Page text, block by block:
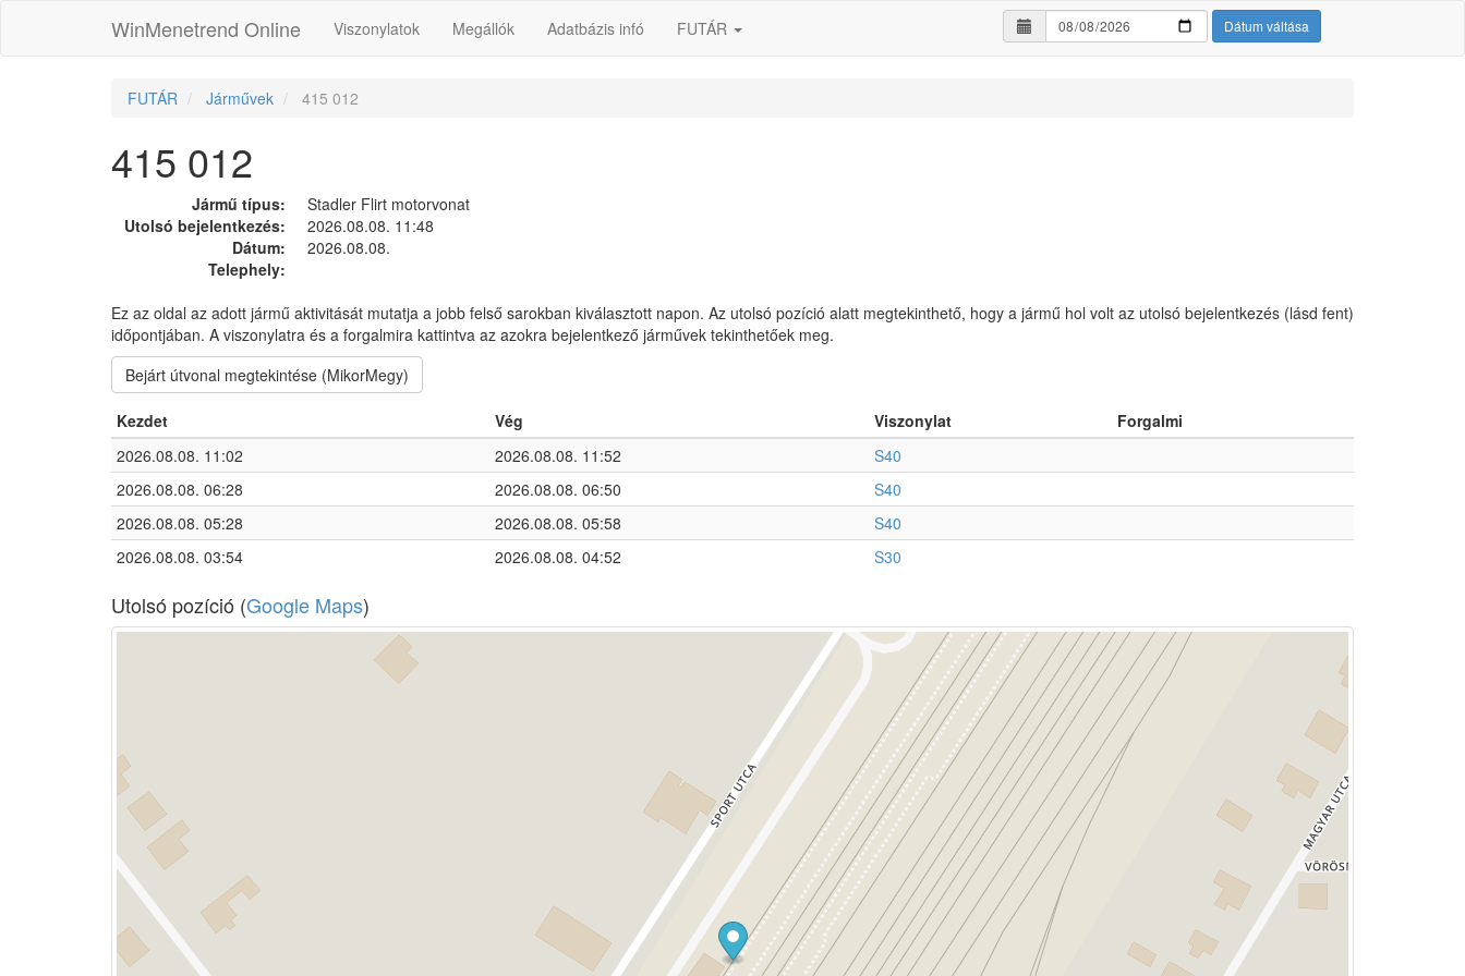
WinMenetrend Online Viszonylatok Megállók Adatbázis infó FUTÁR Dátum váltása
FUTÁR Járművek 415 012
415 012
Jármű típus:
Stadler Flirt motorvonat
Utolsó bejelentkezés:
2026.08.08. 11:48
Dátum:
2026.08.08.
Telephely:
Ez az oldal az adott jármű aktivitását mutatja a jobb felső sarokban kiválasztott napon. Az utolsó pozíció alatt megtekinthető, hogy a jármű hol volt az utolsó bejelentkezés (lásd fent)
időpontjában. A viszonylatra és a forgalmira kattintva az azokra bejelentkező járművek tekinthetőek meg.
Bejárt útvonal megtekintése (MikorMegy)
Kezdet Vég Viszonylat
Forgalmi
2026.08.08. 11:02
2026.08.08. 11:52
S40
2026.08.08. 06:28
2026.08.08. 06:50
S40
2026.08.08. 05:28
2026.08.08. 05:58
S40
2026.08.08. 03:54
2026.08.08. 04:52 S30
Utolsó pozíció (Google Maps)